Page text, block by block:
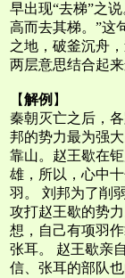
早出现“去梯”之
高而去其梯。”这
之地，破釜沉舟
两层意思结合起
【解例 】
秦朝灭亡之后，
邦的势力最为强
靠山。赵王歇在
雄，所以，心中
羽。 刘邦为了削
攻打赵王歇的势
想，自己有项羽
张耳。 赵王歇亲
信、张耳的部队